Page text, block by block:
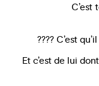
C’est
???? C’est
Et c’est de lui